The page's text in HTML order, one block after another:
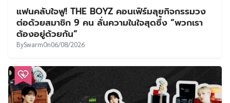
แฟนคลับใจฟู! THE BOYZ คอนเฟิร์มลุยกิจกรรมวง
ต่อด้วยสมาชิก 9 คน ลั่นความในใจสุดซึ้ง “พวกเรา
ต้องอยู่ด้วยกัน”
BySwarmOn06/08/2026